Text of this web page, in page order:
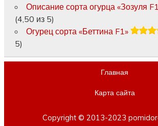
Описание сорта огурца «Зозуля
(4,50 из 5)
Огурец сорта «Беттина F1»
5)
Главная
Карта сайта
Copyright © 2013-2023